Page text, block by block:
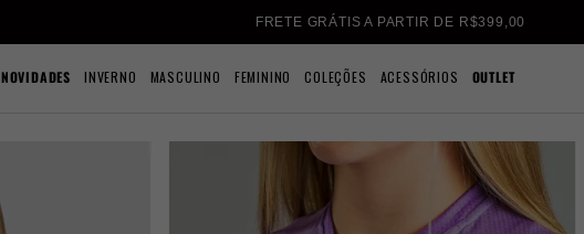
10% OFF NO CUPOM BEMVINDO10
NOVIDADES INVERNO MASCULINO FEMININO COLEÇÕES ACESSÓRIOS OUTLET